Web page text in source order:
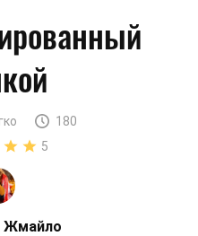
180
5
Жмайло